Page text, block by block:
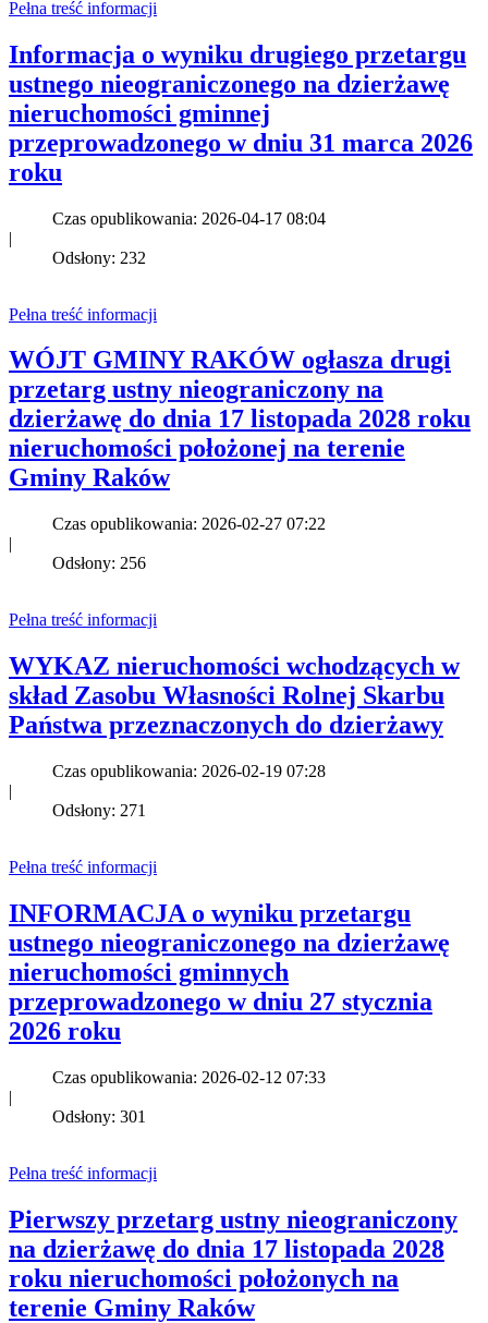
Pełna treść informacji
Informacja o wyniku drugiego przetargu
ustnego nieograniczonego na dzierżawę
nieruchomości gminnej
przeprowadzonego w dniu 31 marca 2026
roku
Czas opublikowania: 2026-04-17 08:04
|
Odsłony: 232
Pełna treść informacji
WÓJT GMINY RAKÓW ogłasza drugi
przetarg ustny nieograniczony na
dzierżawę do dnia 17 listopada 2028 roku
nieruchomości położonej na terenie
Gminy Raków
Czas opublikowania: 2026-02-27 07:22
|
Odsłony: 256
Pełna treść informacji
WYKAZ nieruchomości wchodzących w
skład Zasobu Własności Rolnej Skarbu
Państwa przeznaczonych do dzierżawy
Czas opublikowania: 2026-02-19 07:28
|
Odsłony: 271
Pełna treść informacji
INFORMACJA o wyniku przetargu
ustnego nieograniczonego na dzierżawę
nieruchomości gminnych
przeprowadzonego w dniu 27 stycznia
2026 roku
Czas opublikowania: 2026-02-12 07:33
|
Odsłony: 301
Pełna treść informacji
Pierwszy przetarg ustny nieograniczony
na dzierżawę do dnia 17 listopada 2028
roku nieruchomości położonych na
terenie Gminy Raków